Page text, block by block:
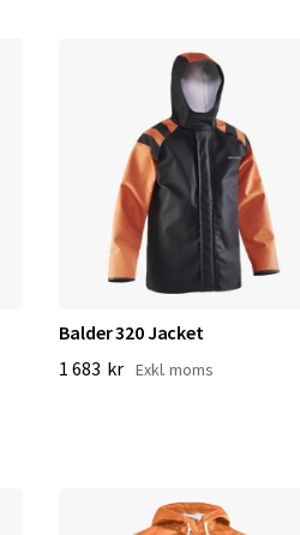
Balder 320 Jacket
1 683 kr